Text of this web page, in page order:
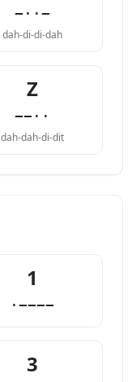
−··−
dah-di-di-dah
Z
−−··
dah-dah-di-dit
1
·−−−−
3